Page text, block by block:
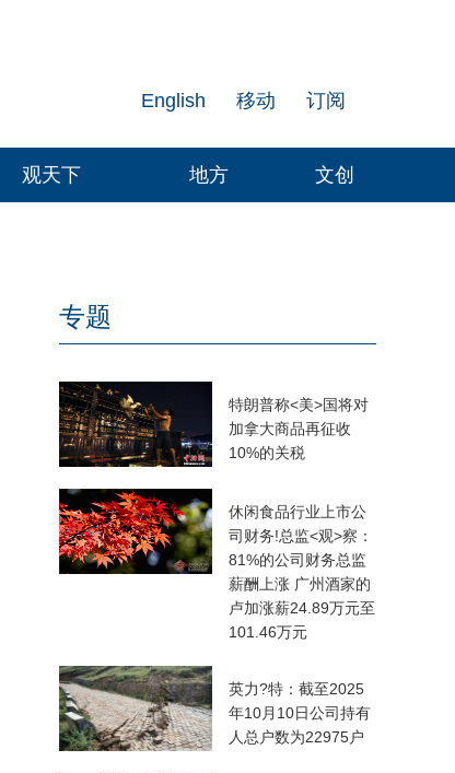
订阅
移动
English
观天下 地方 文创
专题
特朗普称<美>国将对
加拿大商品再征收
10%的关税
休闲食品行业上市公
司财务!总监<观>察：
81%的公司财务总监
薪酬上涨 广州酒家的
卢加涨薪24.89万元至
101.46万元
英力?特：截至2025
年10月10日公司持有
人总户数为22975户